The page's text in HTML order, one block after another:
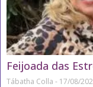
Feijoada das
Tábatha Colla 17/08/